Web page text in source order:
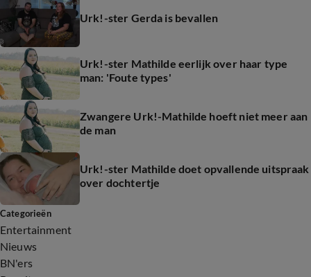
Urk!-ster Gerda is bevallen
Urk!-ster Mathilde eerlijk over haar type
man: 'Foute types'
Zwangere Urk!-Mathilde hoeft niet meer aan
de man
Urk!-ster Mathilde doet opvallende uitspraak
over dochtertje
Categorieën
Entertainment
Nieuws
BN'ers